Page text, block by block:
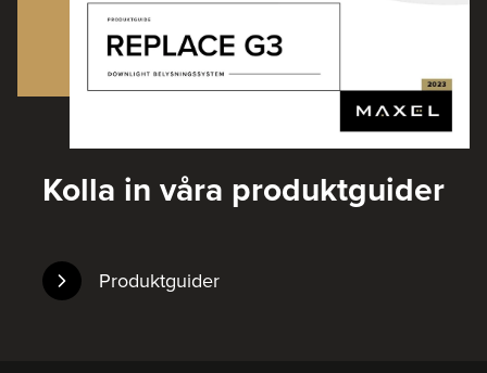
Kolla in våra produktguider
Produktguider